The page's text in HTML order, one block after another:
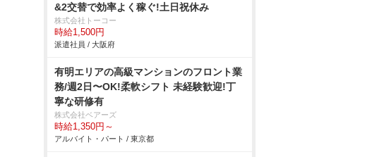
&2交替で効率よく稼ぐ!土日祝休み
株式会社トーコー
時給1,500円
派遣社員 / 大阪府
有明エリアの⾼級マンションのフロント業
務/週2⽇〜OK!柔軟シフト 未経験歓迎!丁
寧な研修有
株式会社ベアーズ
時給1,350円～
アルバイト・パート / 東京都